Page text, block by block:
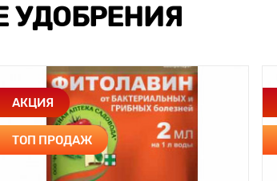
УДОБРЕНИЯ
АКЦИЯ
ТОП ПРОДАЖ